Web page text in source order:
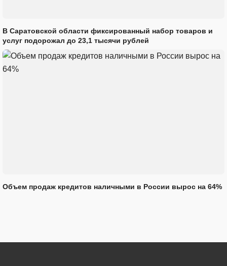
В Саратовской области фиксированный набор товаров и
услуг подорожал до 23,1 тысячи рублей
Объем продаж кредитов наличными в России вырос на 64%